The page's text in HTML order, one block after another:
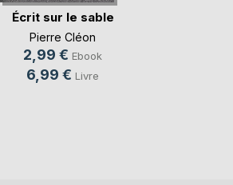
Écrit sur le sable
Pierre Cléon
2,99 € Ebook
6,99 € Livre